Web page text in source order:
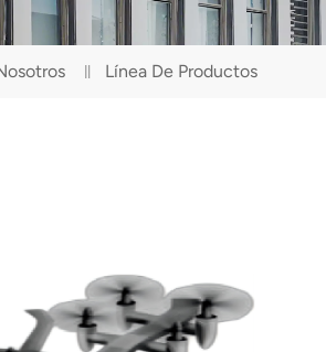
Português(Brasil)
Türkçe
Línea De Productos